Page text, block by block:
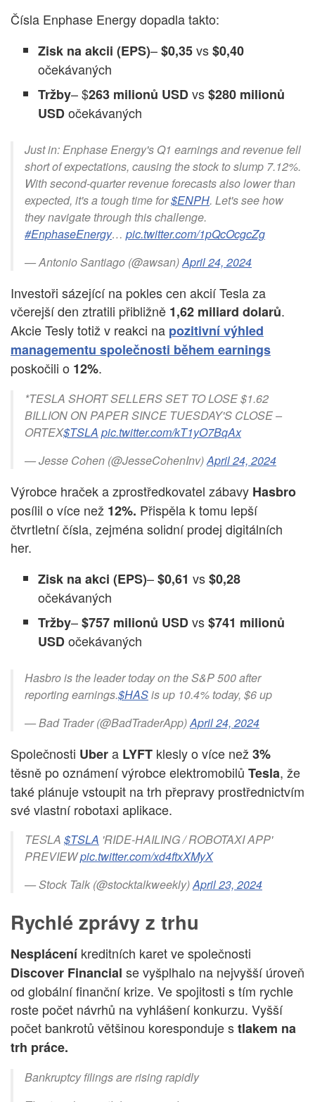
Čísla Enphase Energy dopadla takto:
Zisk na akcii (EPS)–$0,35vs$0,40
očekávaných
Tržby– $263 milionů USDvs$280 milionů
USDočekávaných
Just in: Enphase Energy's Q1 earnings and revenue fell
short of expectations, causing the stock to slump 7.12%.
With second-quarter revenue forecasts also lower than
expected, it's a tough time for$ENPH. Let's see how
they navigate through this challenge.
#EnphaseEnergy… pic.twitter.com/1pQcOcgcZg
— Antonio Santiago (@awsan)April 24, 2024
Investoři sázející na pokles cen akcií Tesla za
včerejší den ztratili přibližně 1,62 miliard dolarů.
Akcie Tesly totiž v reakci na pozitivní výhled
managementu společnosti během earnings
poskočili o 12%.
*TESLA SHORT SELLERS SET TO LOSE $1.62
BILLION ON PAPER SINCE TUESDAY'S CLOSE –
ORTEX$TSLA pic.twitter.com/kT1yO7BqAx
— Jesse Cohen (@JesseCohenInv)April 24, 2024
Výrobce hraček a zprostředkovatel zábavy Hasbro
posílil o více než 12%. Přispěla k tomu lepší
čtvrtletní čísla, zejména solidní prodej digitálních
her.
Zisk na akci (EPS)–$0,61 vs$0,28
očekávaných
Tržby–$757 milionů USDvs$741 milionů
USDočekávaných
Hasbro is the leader today on the S&P 500 after
reporting earnings.$HASis up 10.4% today, $6 up
— Bad Trader (@BadTraderApp)April 24, 2024
Společnosti Ubera LYFT klesly o více než 3%
těsně po oznámení výrobce elektromobilů Tesla, že
také plánuje vstoupit na trh přepravy prostřednictvím
své vlastní robotaxi aplikace.
TESLA $TSLA 'RIDE-HAILING / ROBOTAXI APP'
PREVIEWpic.twitter.com/xd4ftxXMyX
— Stock Talk (@stocktalkweekly)April 23, 2024
Rychlé zprávy z trhu
Nesplácení kreditních karet ve společnosti
Discover Financial se vyšplhalo na nejvyšší úroveň
od globální finanční krize. Ve spojitosti s tím rychle
roste počet návrhů na vyhlášení konkurzu. Vyšší
počet bankrotů většinou koresponduje stlakem na
trh práce.
Bankruptcy filings are rising rapidly